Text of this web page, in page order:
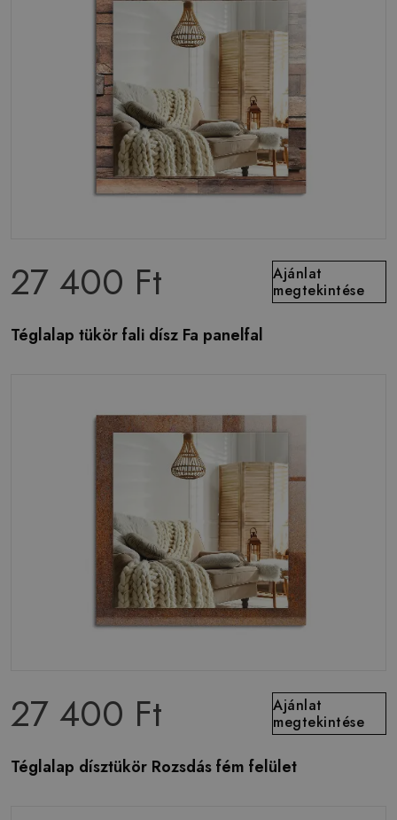
27 400 Ft
Ajánlat
megtekintése
Téglalap tükör fali dísz Fa panelfal
27 400 Ft
Ajánlat
megtekintése
Téglalap dísztükör Rozsdás fém felület